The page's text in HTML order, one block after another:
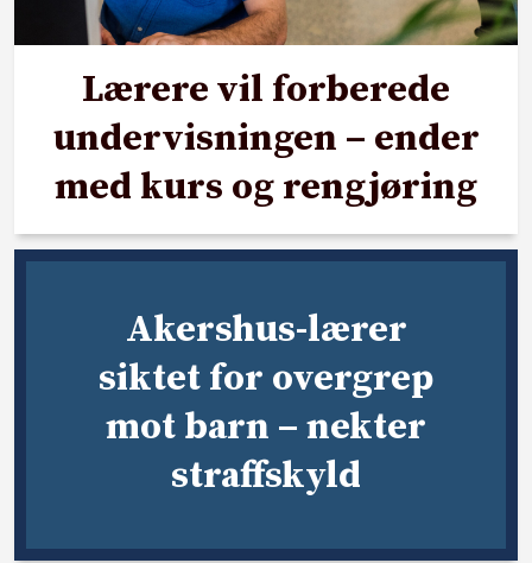
Lærere vil forberede
undervisningen – ender
med kurs og rengjøring
Akershus-lærer
siktet for overgrep
mot barn – nekter
straffskyld